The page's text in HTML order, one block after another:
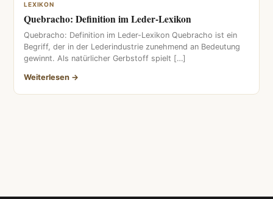
LEXIKON
Quebracho: Definition im Leder-Lexikon
Quebracho: Definition im Leder-Lexikon Quebracho ist ein
Begriff, der in der Lederindustrie zunehmend an Bedeutung
gewinnt. Als natürlicher Gerbstoff spielt […]
Weiterlesen →